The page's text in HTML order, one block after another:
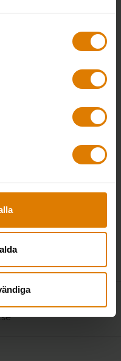
miljöfrågor
klimatanpassning